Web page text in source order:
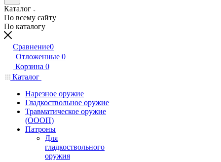
Каталог
По всему сайту
По каталогу
Сравнение0
Отложенные 0
Корзина 0
Каталог
Нарезное оружие
Гладкоствольное оружие
Травматическое оружие
(ОООП)
Патроны
Для
гладкоствольного
оружия